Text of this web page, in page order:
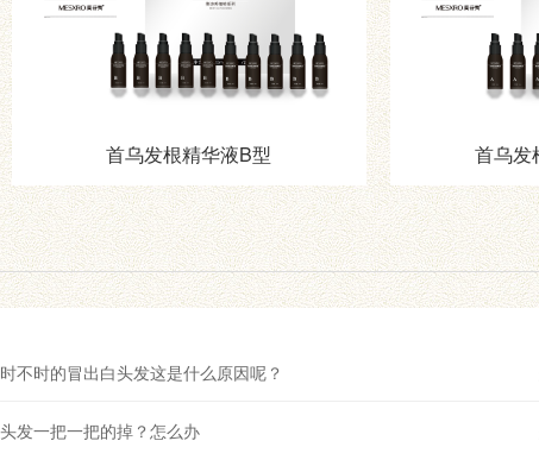
首乌发根精华液B型 首乌发
时不时的冒出白头发这是什么原因呢？
头发一把一把的掉？怎么办